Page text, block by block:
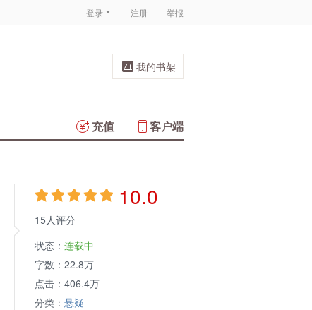
登录 | 注册 | 举报
我的书架
客户端
充值
10.0
15人评分
状态： 连载中
字数： 22.8万
点击： 406.4万
分类： 悬疑